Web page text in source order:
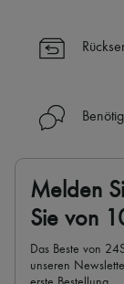
Melden
Sie von
Das Beste von
unseren